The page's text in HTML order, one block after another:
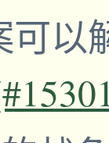
可以